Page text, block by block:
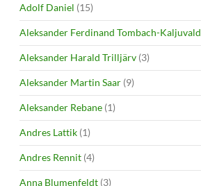
Adolf Daniel (15)
Aleksander Ferdinand Tombach-Kaljuvald
Aleksander Harald Trilljärv (3)
Aleksander Martin Saar (9)
Aleksander Rebane (1)
Andres Lattik (1)
Andres Rennit (4)
Anna Blumenfeldt (3)